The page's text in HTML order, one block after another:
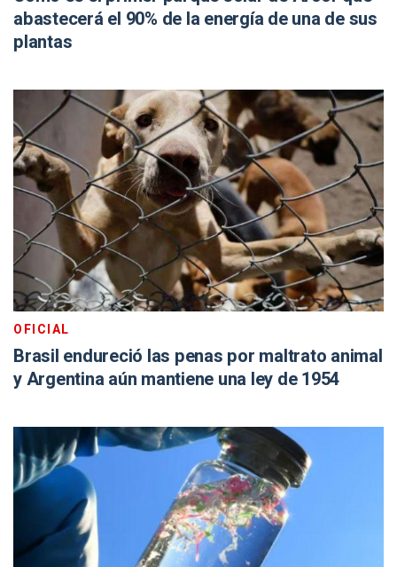
abastecerá el 90% de la energía de una de sus
plantas
OFICIAL
Brasil endureció las penas por maltrato animal
y Argentina aún mantiene una ley de 1954